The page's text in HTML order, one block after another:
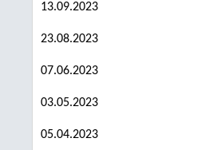
13.09.2023
23.08.2023
07.06.2023
03.05.2023
05.04.2023